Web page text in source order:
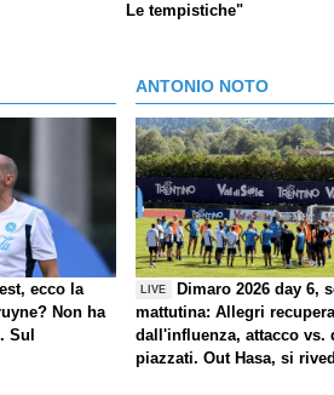
Le tempistiche"
ecco la
Non ha
Sul
ANTONIO NOTO
LIVE
Dimaro 2026 day 6,
mattutina: Allegri recupera
dall'influenza, attacco vs.
piazzati. Out Hasa, si